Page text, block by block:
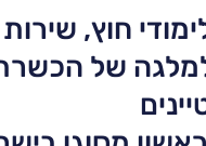
חוץ, שירות
של